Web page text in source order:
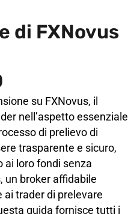
di FXNovus
su FXNovus, il
nell’aspetto essenziale
di prelievo di
trasparente e sicuro,
ai loro fondi senza
un broker affidabile
ai trader di prelevare
guida fornisce tutti i